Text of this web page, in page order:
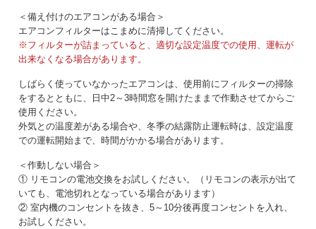
＜備え付けのエアコンがある場合＞
エアコンフィルターはこまめに清掃してください。
※フィルターが詰まっていると、適切な設定温度での使用、運転が
出来なくなる場合があります。
しばらく使っていなかったエアコンは、使用前にフィルターの掃除
をするとともに、日中2～3時間窓を開けたままで作動させてからご
使用ください。
外気との温度差がある場合や、冬季の結露防止運転時は、設定温度
での運転開始まで、時間がかかる場合があります。
＜作動しない場合＞
① リモコンの電池交換をお試しください。（リモコンの表示が出て
いても、電池切れとなっている場合があります）
② 室内機のコンセントを抜き、5～10分後再度コンセントを入れ、
お試しください。